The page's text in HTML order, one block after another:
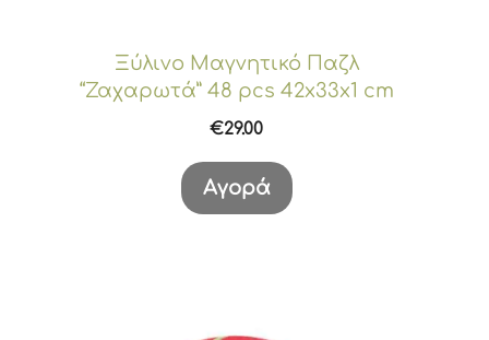
Ξύλινο Μαγνητικό Παζλ
“Ζαχαρωτά” 48 pcs 42x33x1 cm
€29.00
Αγορά